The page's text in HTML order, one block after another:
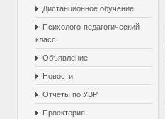
Дистанционное обучение
Психолого-педагогический
класс
Объявление
Новости
Отчеты по УВР
Проектория